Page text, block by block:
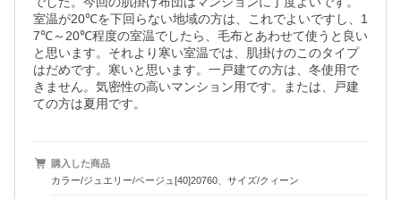
室温が20℃を下回らない地域の方は、これでよいですし、1
7℃～20℃程度の室温でしたら、毛布とあわせて使うと良い
と思います。それより寒い室温では、肌掛けのこのタイプ
はだめです。寒いと思います。一戸建ての方は、冬使用で
きません。気密性の高いマンション用です。または、戸建
ての方は夏用です。
購入した商品
カラー/ジュエリー/ベージュ[40]20760、サイズ/クィーン